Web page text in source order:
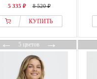
5 335 ₽ 8 520 ₽
КУПИТЬ
←5 цветов→